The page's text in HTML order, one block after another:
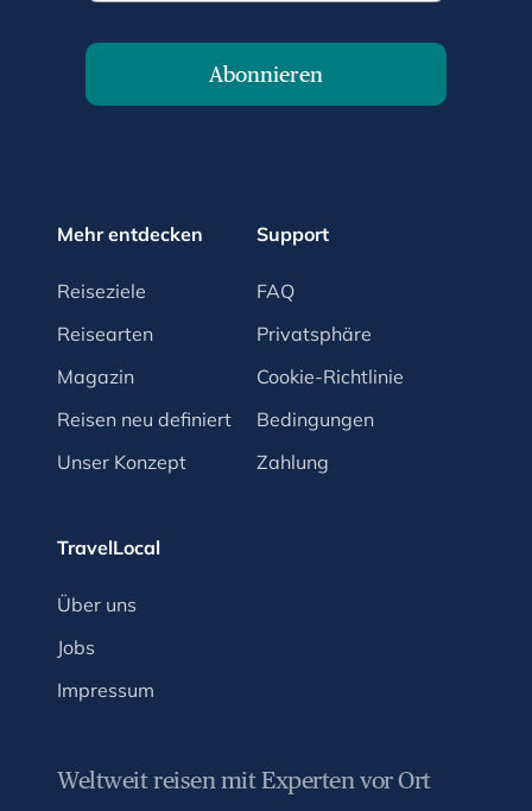
Abonnieren
Mehr entdecken
Reiseziele
Reisearten
Magazin
Reisen neu definiert
Unser Konzept
Support
FAQ
Privatsphäre
Cookie-Richtlinie
Bedingungen
Zahlung
TravelLocal
Über uns
Jobs
Impressum
Weltweit reisen mit Experten vor Ort